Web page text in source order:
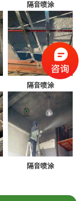
隔音喷涂
隔音喷涂
隔音喷涂